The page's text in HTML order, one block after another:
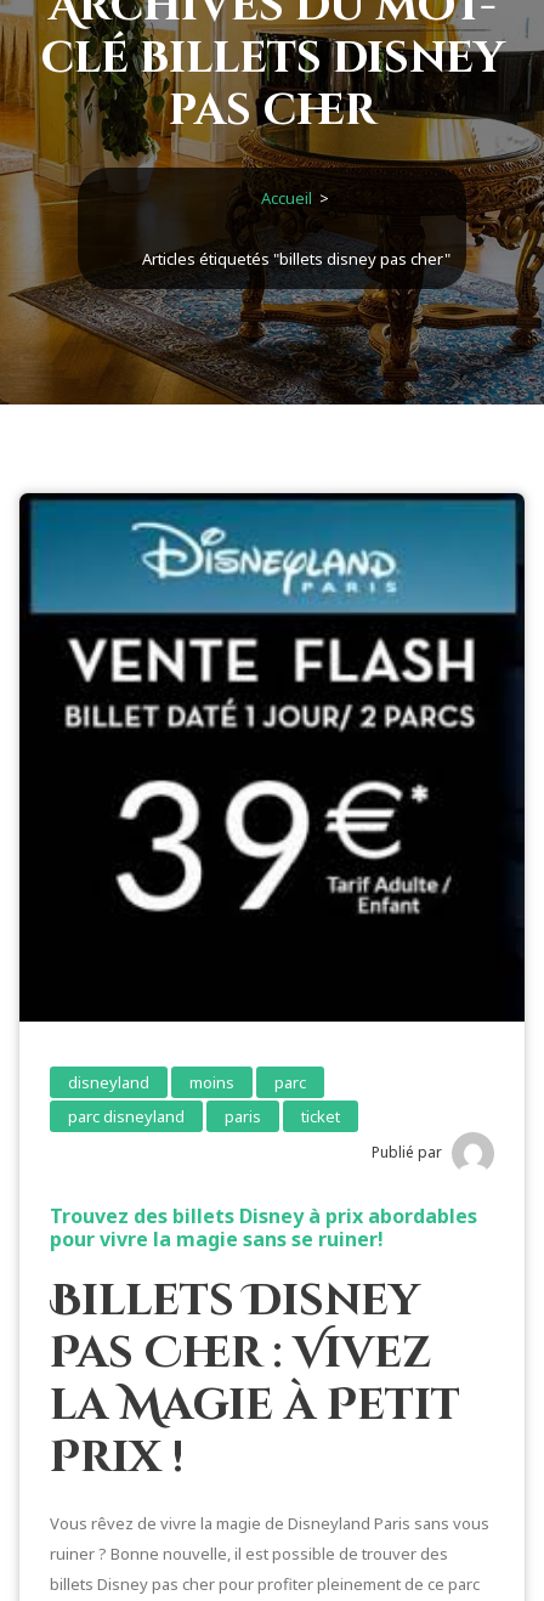
clé billets disney
pas cher
Accueil >
Articles étiquetés "billets disney pas cher"
disneyland moins
parc
parc disneyland
paris ticket
Publié par
Trouvez des billets Disney à prix abordables
pour vivre la magie sans se ruiner!
Billets Disney
Pas Cher : Vivez
la Magie à Petit
Prix !
Vous rêvez de vivre la magie de Disneyland Paris sans vous
ruiner ? Bonne nouvelle, il est possible de trouver des
billets Disney pas cher pour profiter pleinement de ce parc